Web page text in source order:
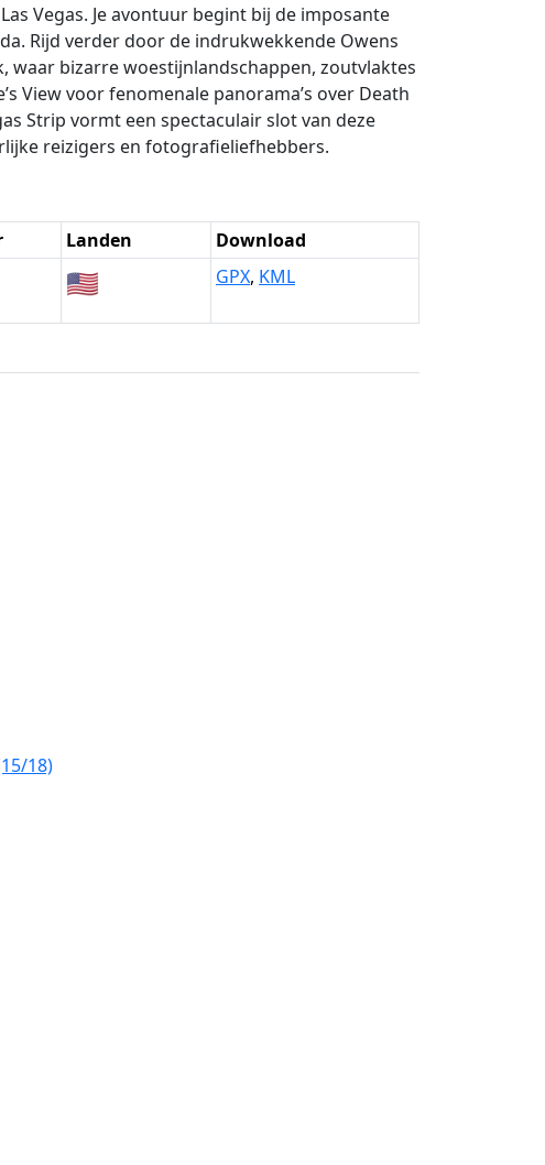
Vegas. Je avontuur begint bij de imposante
Rijd verder door de indrukwekkende Owens
waar bizarre woestijnlandschappen, zoutvlaktes
View voor fenomenale panorama’s over Death
Strip vormt een spectaculair slot van deze
reizigers en fotografieliefhebbers.
Landen
Download
🇺🇸 GPX, KML
18)